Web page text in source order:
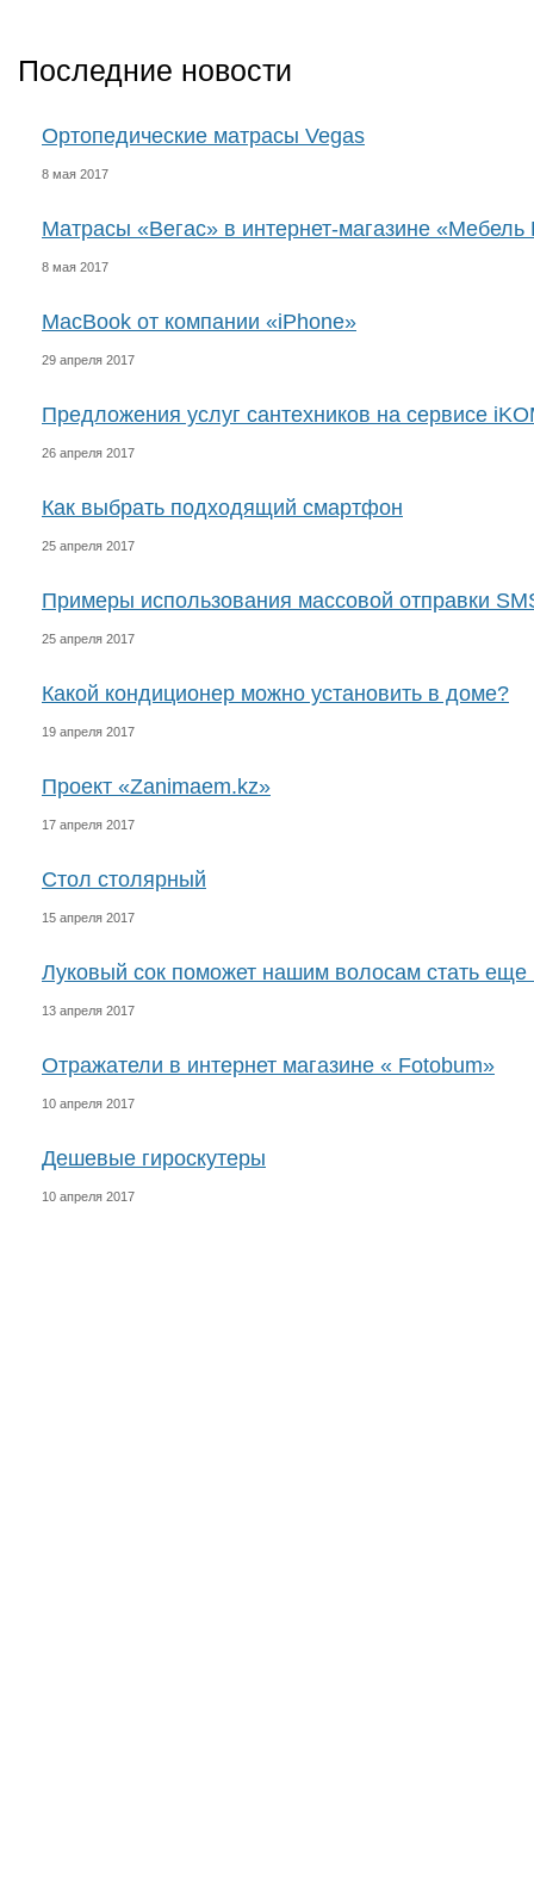
Последние новости
Ортопедические матрасы Vegas
8 мая 2017
Матрасы «Вегас» в интернет-магазине «Мебель
8 мая 2017
MacBook от компании «iPhone»
29 апреля 2017
Предложения услуг сантехников на сервисе
26 апреля 2017
Как выбрать подходящий смартфон
25 апреля 2017
Примеры использования массовой отправки
25 апреля 2017
Какой кондиционер можно установить в доме?
19 апреля 2017
Проект «Zanimaem.kz»
17 апреля 2017
Стол столярный
15 апреля 2017
Луковый сок поможет нашим волосам стать еще
13 апреля 2017
Отражатели в интернет магазине « Fotobum»
10 апреля 2017
Дешевые гироскутеры
10 апреля 2017